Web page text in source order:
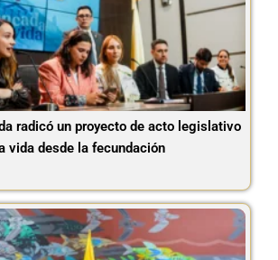
radicó un proyecto de acto legislativo
vida desde la fecundación